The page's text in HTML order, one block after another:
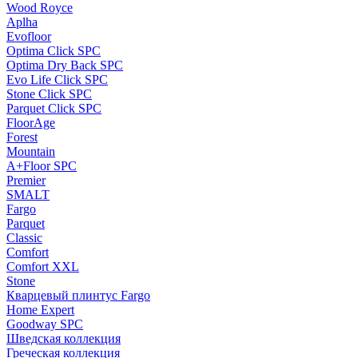
Wood Royce
Aplha
Evofloor
Optima Click SPC
Optima Dry Back SPC
Evo Life Click SPC
Stone Click SPC
Parquet Click SPC
FloorAge
Forest
Mountain
A+Floor SPC
Premier
SMALT
Fargo
Parquet
Classic
Comfort
Comfort XXL
Stone
Кварцевый плинтус Fargo
Home Expert
Goodway SPC
Шведская коллекция
Греческая коллекция